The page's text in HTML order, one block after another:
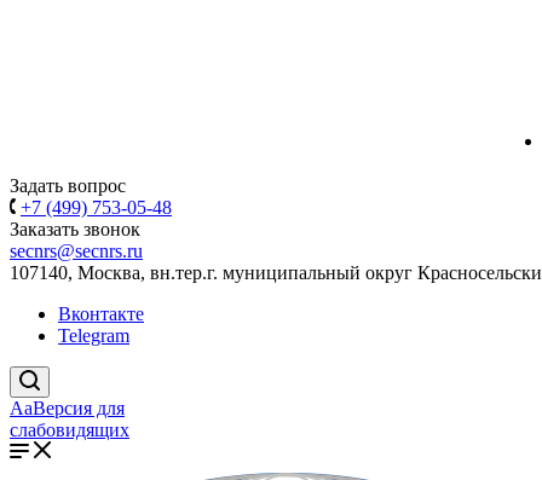
Задать вопрос
+7 (499) 753-05-48
Заказать звонок
secnrs@secnrs.ru
107140, Москва, вн.тер.г. муниципальный округ
Вконтакте
Telegram
AaВерсия для
слабовидящих